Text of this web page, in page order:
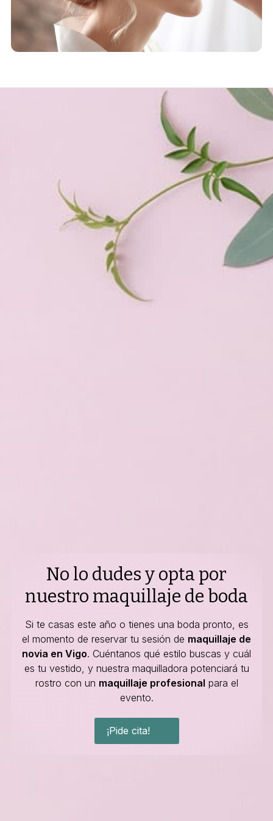
No lo dudes y opta por
nuestro maquillaje de boda
Si te casas este año o tienes una boda pronto, es
el momento de reservar tu sesión de maquillaje de
novia en Vigo. Cuéntanos qué estilo buscas y cuál
es tu vestido, y nuestra maquilladora potenciará tu
rostro con un maquillaje profesional para el
evento.
¡Pide cita!